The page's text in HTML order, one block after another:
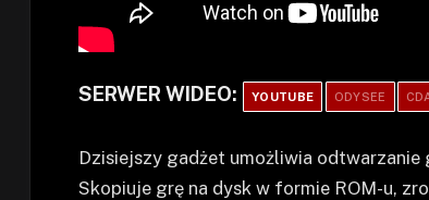
SERWER WIDEO: YOUTUBE ODYSEE
Dzisiejszy gadżet umożliwia
Skopiuje grę na dysk w formie ROM-u,